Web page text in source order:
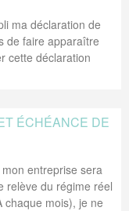
ma déclaration de
de faire apparaître
cette déclaration
ÉCHÉANCE DE
entreprise sera
relève du régime réel
chaque mois), je ne